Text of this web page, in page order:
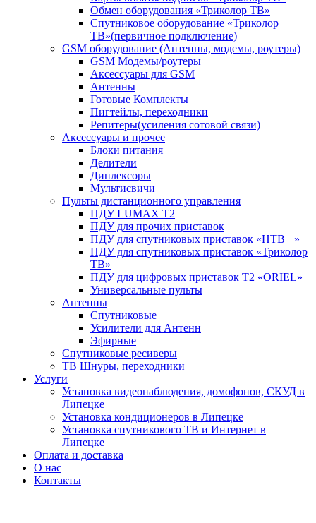
Обмен оборудования «Триколор ТВ»
Спутниковое оборудование «Триколор
ТВ»(первичное подключение)
GSM оборудование (Антенны, модемы, роутеры)
GSM Модемы/роутеры
Аксессуары для GSM
Антенны
Готовые Комплекты
Пигтейлы, переходники
Репитеры(усиления сотовой связи)
Аксессуары и прочее
Блоки питания
Делители
Диплексоры
Мультисвичи
Пульты дистанционного управления
ПДУ LUMAX Т2
ПДУ для прочих приставок
ПДУ для спутниковых приставок «НТВ +»
ПДУ для спутниковых приставок «Триколор
ТВ»
ПДУ для цифровых приставок Т2 «ORIEL»
Универсальные пульты
Антенны
Спутниковые
Усилители для Антенн
Эфирные
Спутниковые ресиверы
ТВ Шнуры, переходники
Услуги
Установка видеонаблюдения, домофонов, СКУД в
Липецке
Установка кондиционеров в Липецке
Установка спутникового ТВ и Интернет в
Липецке
Оплата и доставка
О нас
Контакты